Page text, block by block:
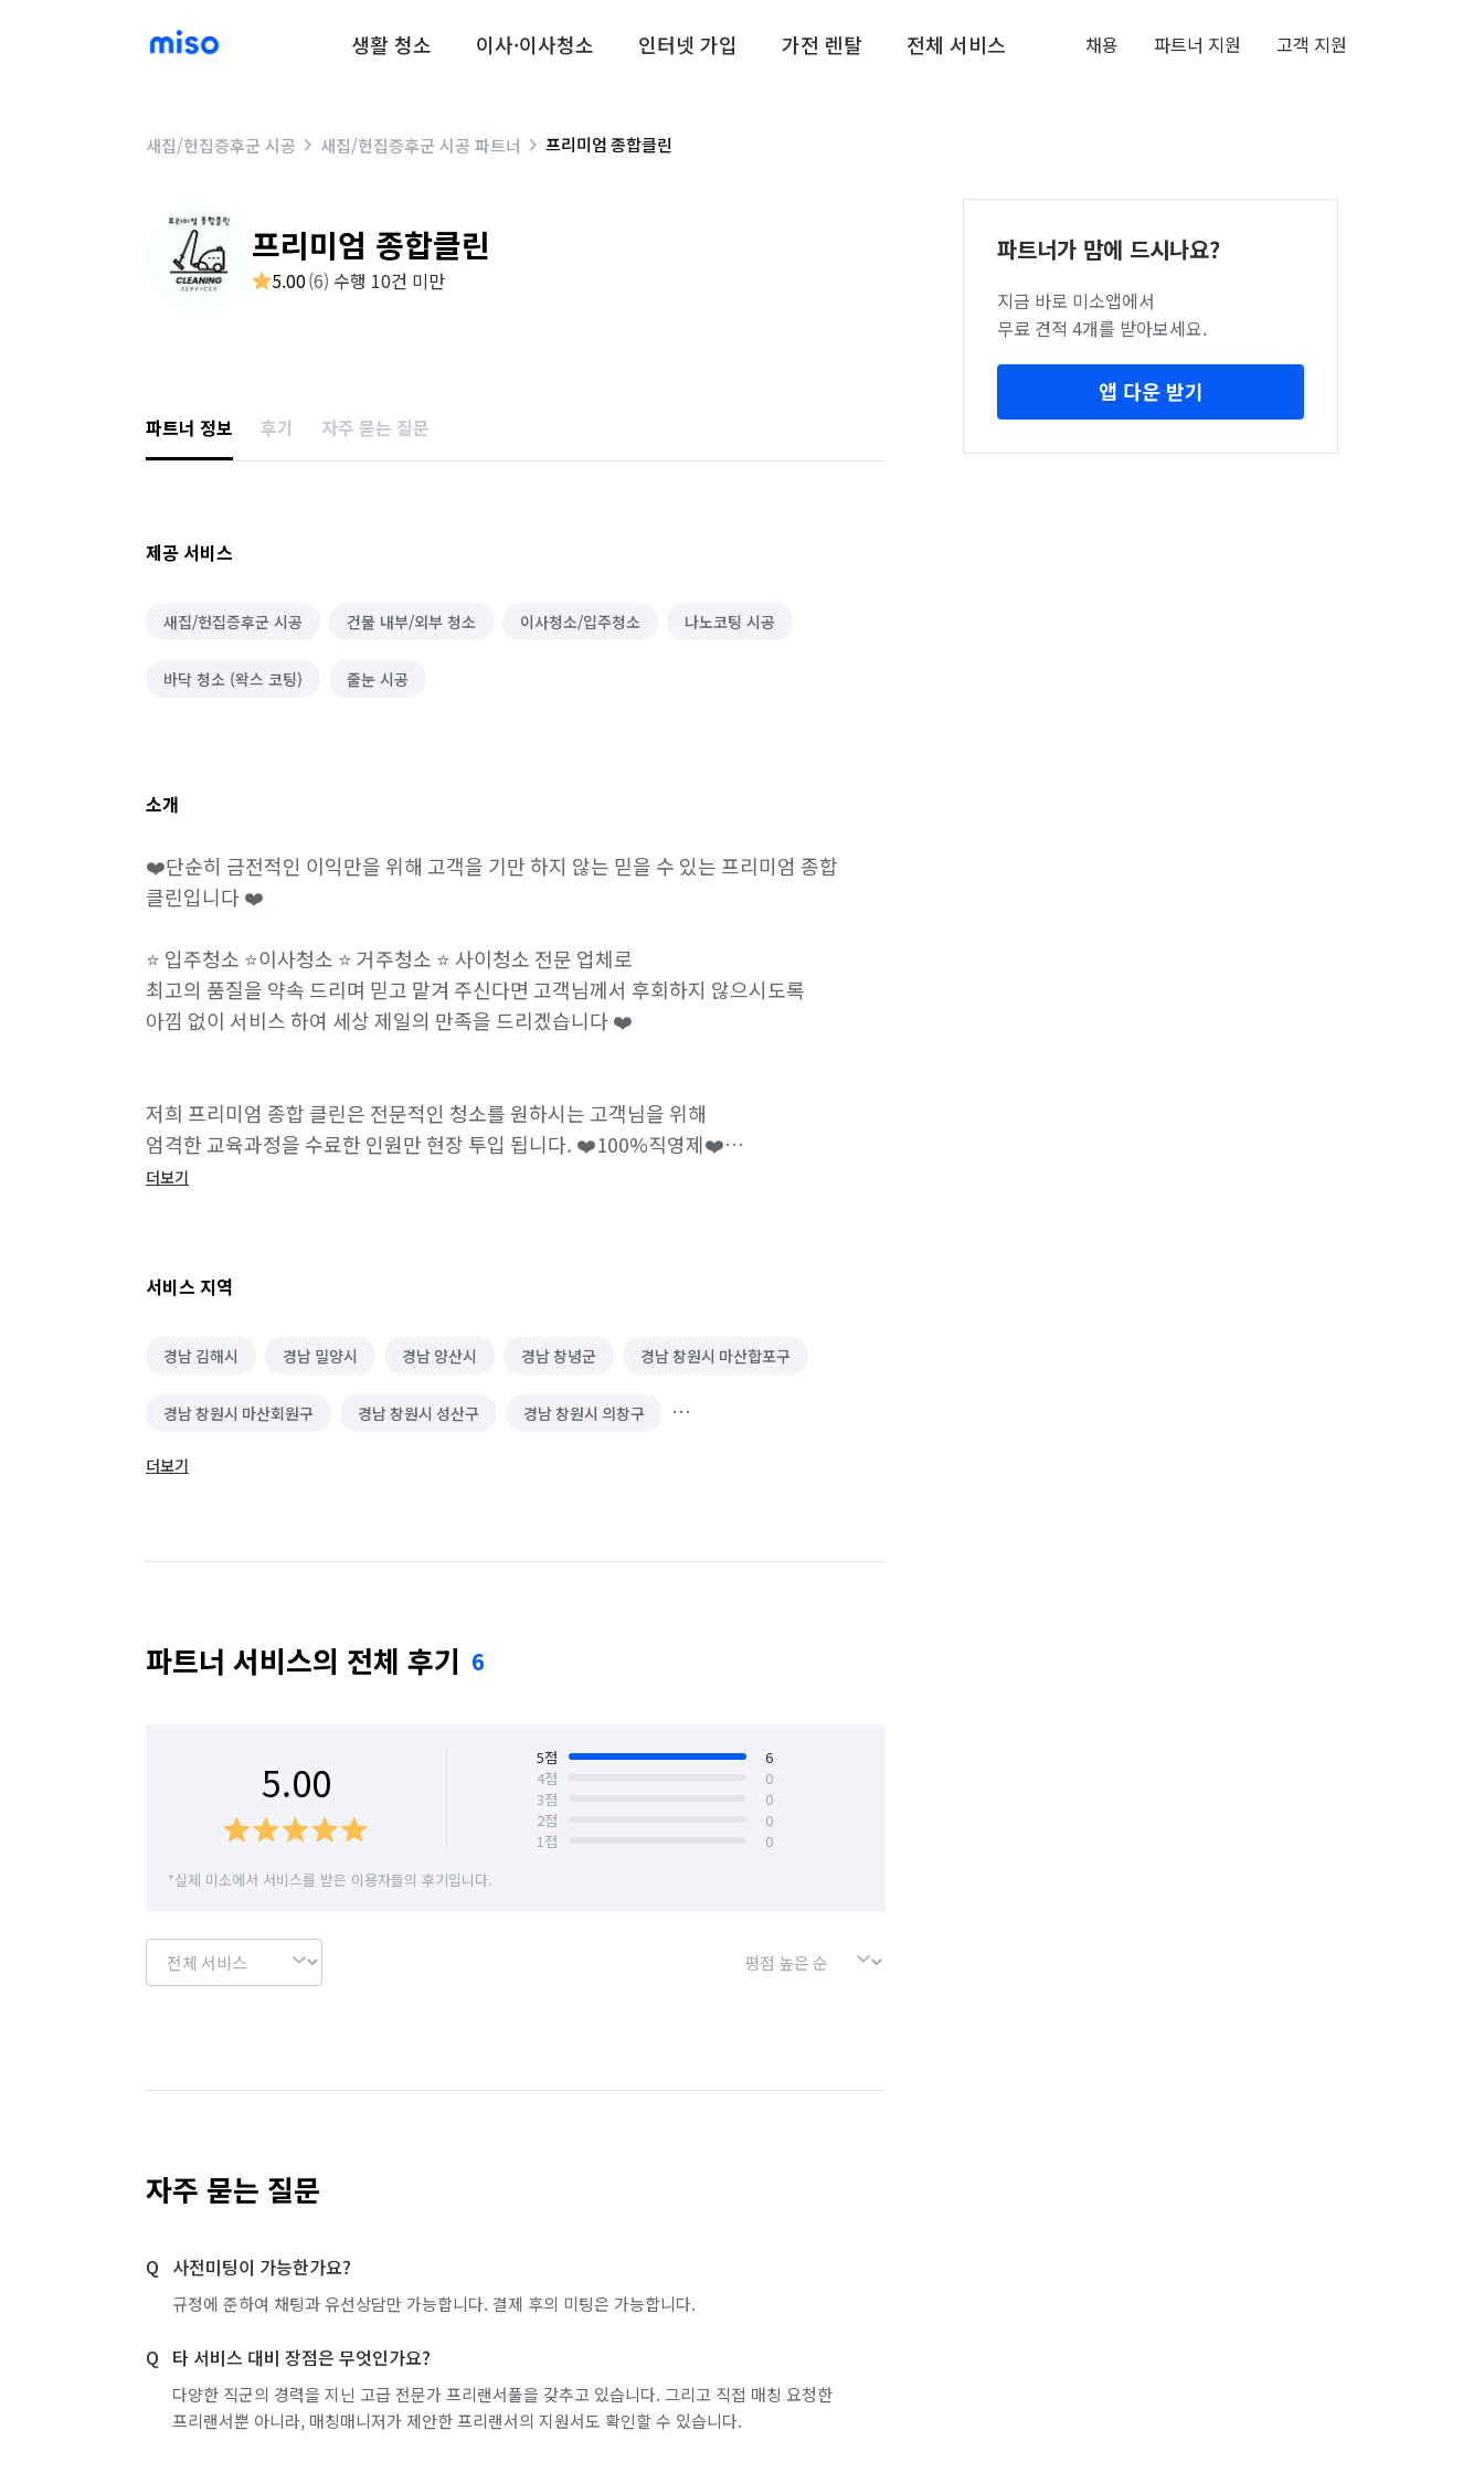
생활 청소 이사·이사청소 인터넷 가입 가전 렌탈 전체 서비스 채용 파트너 지원 고객 지원
새집/헌집증후군 시공 새집/헌집증후군 시공 파트너 프리미엄 종합클린
프리미엄 종합클린
5.00(6) 수행 10건 미만
파트너 정보 후기 자주 묻는 질문
제공 서비스
새집/헌집증후군 시공 건물 내부/외부 청소 이사청소/입주청소 나노코팅 시공
바닥 청소 (왁스 코팅) 줄눈 시공
소개
❤️단순히 금전적인 이익만을 위해 고객을 기만 하지 않는 믿을 수 있는 프리미엄 종합
클린입니다 ❤️
⭐️ 입주청소 ⭐️이사청소 ⭐️ 거주청소 ⭐️ 사이청소 전문 업체로
최고의 품질을 약속 드리며 믿고 맡겨 주신다면 고객님께서 후회하지 않으시도록
아낌 없이 서비스 하여 세상 제일의 만족을 드리겠습니다 ❤️
저희 프리미엄 종합 클린은 전문적인 청소를 원하시는 고객님을 위해
엄격한 교육과정을 수료한 인원만 현장 투입 됩니다. ❤️100%직영제❤️
* 조명커버, 붙박이장(서랍장/ 선반 탈거 후 진행)
✅️ 주방
* 후드(필터포함), 가스레인지, 찌든때 등 내부 청소 진행 및 살균소독
✅️ 욕실
* 환풍구(탈거), 배수구, 천장, 벽타일, 수전, 욕조
* 신발장, 조명커버, 벽면, 바닥타일, 현관문 먼지제거
✔청소가 끝난 후 미흡한 부분이 발견될 시 즉시 수정 청소나 5일 이내에 연락주시면
사후A/S처리 진행 되오니 걱정마시고 믿고 맡겨주세요 '◡'✿
더보기
서비스 지역
경남 김해시 경남 밀양시 경남 양산시 경남 창녕군 경남 창원시 마산합포구
경남 창원시 마산회원구 경남 창원시 성산구 경남 창원시 의창구
경남 창원시 진해구
부산 부산진구 부산 북구 부산 사상구
더보기
파트너 서비스의 전체 후기 6
5.00 5점
6
4점
0
3점
0
2점
0
1점
0
*실제 미소에서 서비스를 받은 이용자들의 후기입니다.
자주 묻는 질문
사전미팅이 가능한가요?
규정에 준하여 채팅과 유선상담만 가능합니다. 결제 후의 미팅은 가능합니다.
타 서비스 대비 장점은 무엇인가요?
다양한 직군의 경력을 지닌 고급 전문가 프리랜서풀을 갖추고 있습니다. 그리고 직접 매칭 요청한
프리랜서뿐 아니라, 매칭매니저가 제안한 프리랜서의 지원서도 확인할 수 있습니다.
파트너가 맘에 드시나요?
지금 바로 미소앱에서
무료 견적 4개를 받아보세요.
앱 다운 받기